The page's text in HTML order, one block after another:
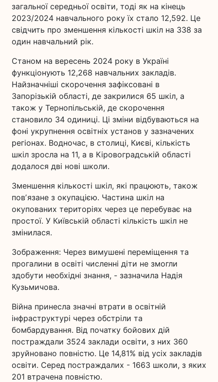
загальної середньої освіти, тоді як на кінець
2023/2024 навчального року їх стало 12,592. Це
свідчить про зменшення кількості шкіл на 338 за
один навчальний рік.
Станом на вересень 2024 року в Україні
функціонують 12,268 навчальних закладів.
Найзначніші скорочення зафіксовані в
Запорізькій області, де закрилися 65 шкіл, а
також у Тернопільській, де скорочення
становило 34 одиниці. Ці зміни відбуваються на
фоні укрупнення освітніх установ у зазначених
регіонах. Водночас, в столиці, Києві, кількість
шкіл зросла на 11, а в Кіровоградській області
додалося дві нові школи.
Зменшення кількості шкіл, які працюють, також
повʼязане з окупацією. Частина шкіл на
окупованих територіях через це перебуває на
простої. У Київській області кількість шкіл не
змінилася.
Зображення: Через вимушені переміщення та
прогалини в освіті численні діти не змогли
здобути необхідні знання, - зазначила Надія
Кузьмичова.
Війна принесла значні втрати в освітній
інфраструктурі через обстріли та
бомбардування. Від початку бойових дій
постраждали 3524 заклади освіти, з них 360
зруйновано повністю. Це 14,81% від усіх закладів
освіти. Серед постраждалих - 1663 школи, з яких
201 втрачена повністю.